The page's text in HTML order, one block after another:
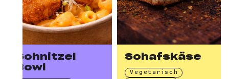
Schnitzel
Bowl
Schafskäse
Vegetarisch